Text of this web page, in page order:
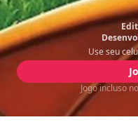
Use seu
Jogo incluso